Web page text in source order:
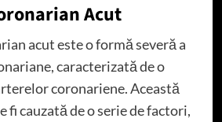
Acut
acut este o formă severă a
caracterizată de o
coronariene. Această
fi cauzată de o serie de factori,